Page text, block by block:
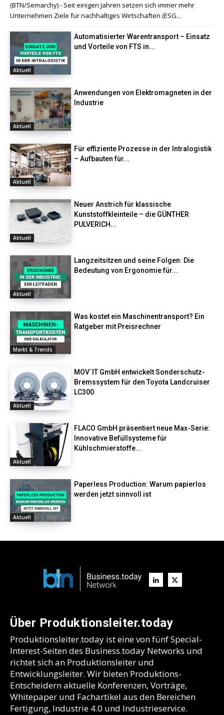
(BTN/Semarchy) - Seit einigen Jahren setzen sich immer mehr
Unternehmen Ziele für nachhaltiges Wirtschaften (ESG...
Aktuell
Automatisierter Warentransport – Einsatz
und Vorteile von FTS in...
Aktuell
Anwendungen von Elektromagneten in der
Industrie
Aktuell
Für effiziente Prozesse in der Intralogistik
– Aufbauten für...
Aktuell
Neuer Anstrich für klassische
Kunststoffkleinteile – die GÜNTHER
PULVERICH...
Aktuell
Langzeitsitzen und seine Folgen: Die
Bedeutung von Ergonomie für...
Markt & Trends
Was kostet ein Maschinentransport? Ein
Ratgeber mit Preisrechner
Aktuell
MOV´IT GmbH entwickelt Sonderschutz-
Bremssystem für den Toyota Landcruiser
LC300
Aktuell
FLACO GmbH präsentiert neue Max-Serie:
Innovative Befüllsysteme für
Kühlschmierstoffe...
Aktuell
Paperless Production: Warum papierlos
werden jetzt sinnvoll ist
Über Produktionsleiter.today
Produktionsleiter.today ist eine von fünf Special-
Interest-Seiten des Business.today Networks und
richtet sich an Produktionsleiter und
Entwicklungsleiter. Wir bieten Produktions-
Entscheidern aktuelle Konferenzen, Vorträge,
Whitepaper und Fachartikel aus den Bereichen
Fertigung, Industrie 4.0 und Industrieservice.